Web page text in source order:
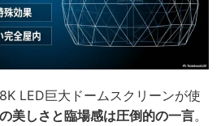
LED巨大ドームスクリーンが使
美しさと臨場感は圧倒的の一言。